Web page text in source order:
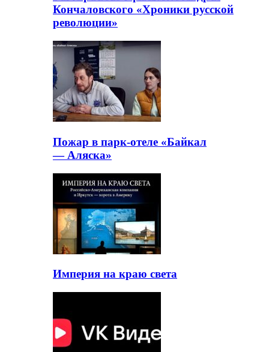
Кончаловского «Хроники русской
революции»
Пожар в парк-отеле «Байкал
— Аляска»
Империя на краю света